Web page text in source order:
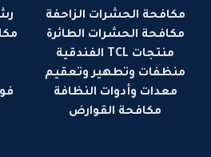
مكافحة الحشرات الزاحفة
مكافحة الحشرات الطائرة
منتجات TCL الفندقية
منظفات وتطهير وتعقيم
معدات وأدوات النظافة
مكافحة القوارض